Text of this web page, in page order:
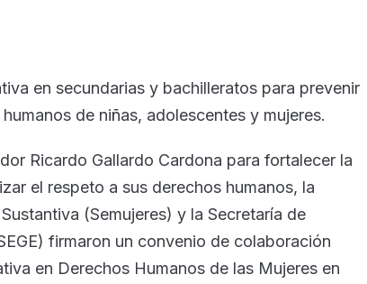
en secundarias y bachilleratos para prevenir
de niñas, adolescentes y mujeres.
Ricardo Gallardo Cardona para fortalecer la
el respeto a sus derechos humanos, la
(Semujeres) y la Secretaría de
firmaron un convenio de colaboración
en Derechos Humanos de las Mujeres en